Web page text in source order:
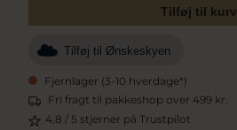
Tilføj til kurv
Tilføj til Ønskeskyen
Fjernlager (3-10 hverdage*)
Fri fragt til pakkeshop over 499 kr.
4,8 / 5 stjerner på Trustpilot